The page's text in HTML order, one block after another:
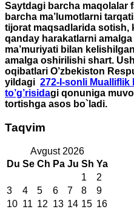
Saytdagi barcha maqolalar
barcha ma’lumotlarni
tijorat maqsadlarida sotish,
qanday harakatlarni
ma’muriyati bilan
amalga oshirilishi shart.
oqibatlari O’zbekiston
yildagi 272-I-sonli
to’g’risidagi qonuniga
tortishga asos bo`ladi.
Taqvim
Avgust 2026
Du Se Ch Pa Ju Sh Ya
1
2
3
4 5 6 7 8
9
10 11 12 13 14 15 16